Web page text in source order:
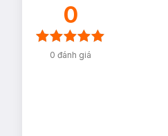
0
0 đánh giá